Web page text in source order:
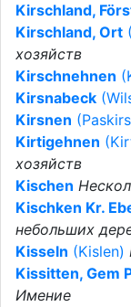
Kirschland,
Kirschland, Ort
хозяйств
Kirschnehnen
Kirsnabeck
Kirsnen
Kirtigehnen
хозяйств
Kischen
Kischken Kr.
небольших
Kisseln (Kislen)
Kissitten, Gem
Имение